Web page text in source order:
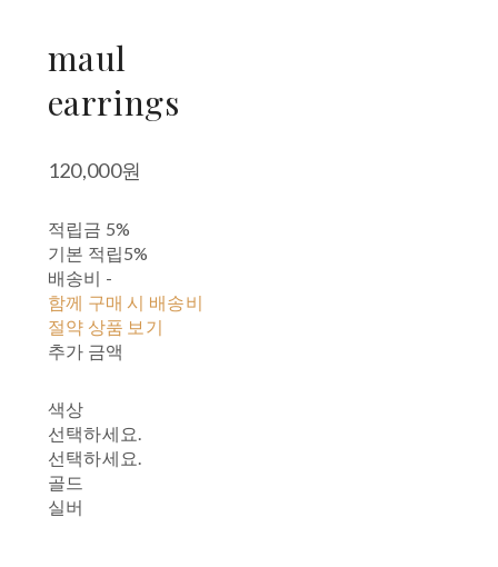
maul
earrings
120,000원
적립금 5%
기본 적립5%
배송비 -
함께 구매 시 배송비
절약 상품 보기
추가 금액
색상
선택하세요.
선택하세요.
골드
실버